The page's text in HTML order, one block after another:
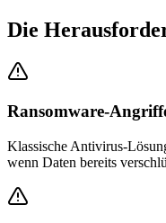
Die
Ransomware-
Klassische Antivirus-
wenn Daten bereits